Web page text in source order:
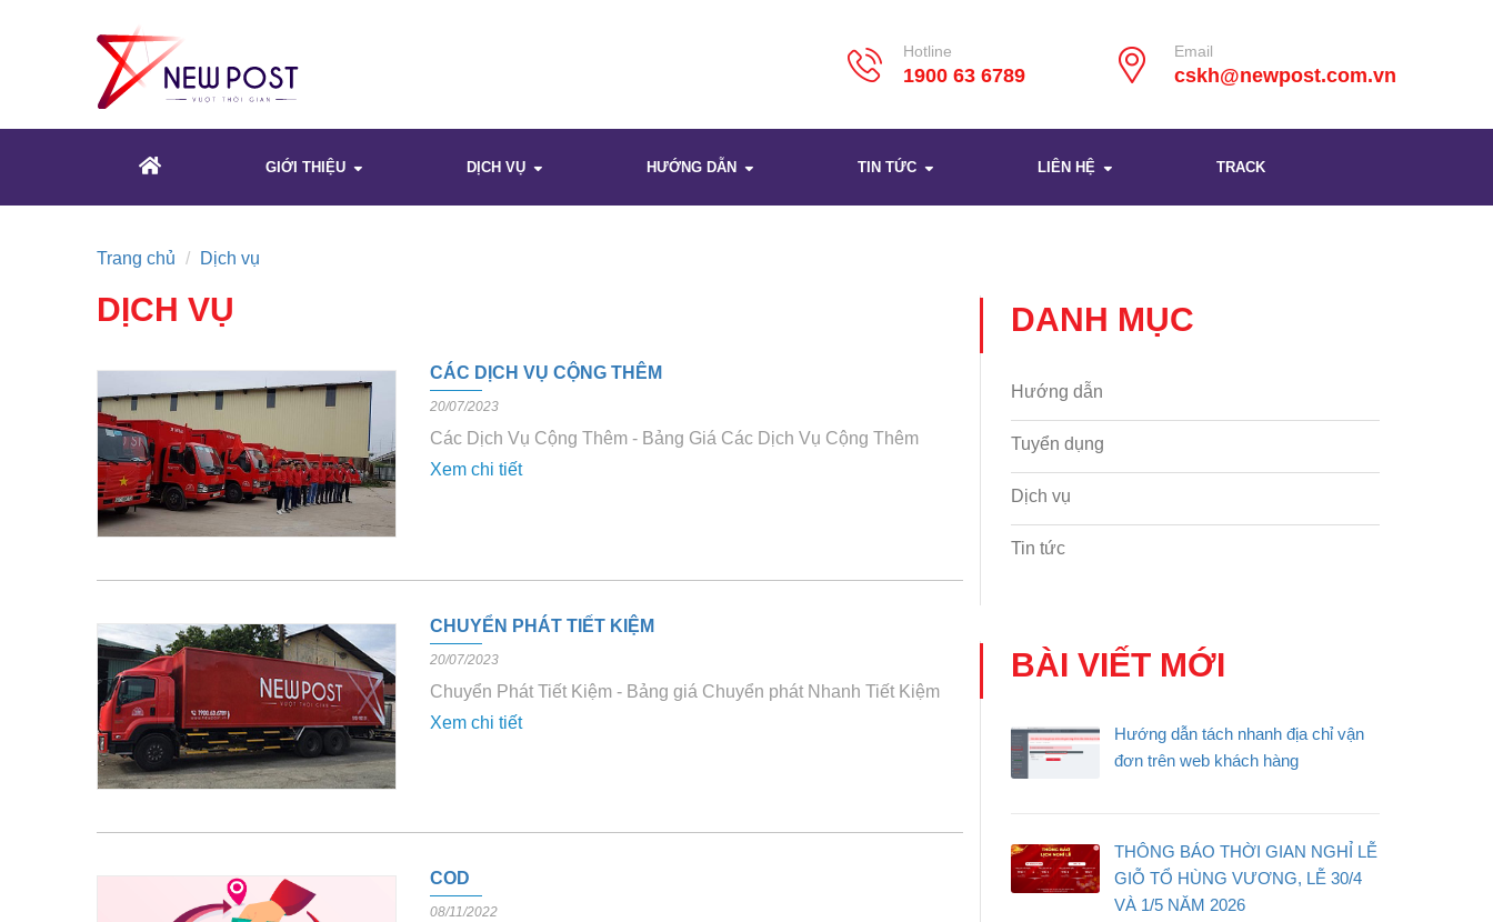
Hotline
1900 63 6789
Email
cskh@newpost.com.vn
GIỚI THIỆU DỊCH VỤ HƯỚNG DẪN TIN TỨC LIÊN HỆ TRACK
Trang chủ Dịch vụ
DỊCH VỤ
CÁC DỊCH VỤ CỘNG THÊM
20/07/2023
Các Dịch Vụ Cộng Thêm - Bảng Giá Các Dịch Vụ Cộng Thêm
Xem chi tiết
CHUYỂN PHÁT TIẾT KIỆM
20/07/2023
Chuyển Phát Tiết Kiệm - Bảng giá Chuyển phát Nhanh Tiết Kiệm
Xem chi tiết
COD
08/11/2022
DANH MỤC
Hướng dẫn
Tuyển dụng
Dịch vụ
Tin tức
BÀI VIẾT MỚI
Hướng dẫn tách nhanh địa chỉ vận
đơn trên web khách hàng
THÔNG BÁO THỜI GIAN NGHỈ LỄ
GIỖ TỔ HÙNG VƯƠNG, LỄ 30/4
VÀ 1/5 NĂM 2026